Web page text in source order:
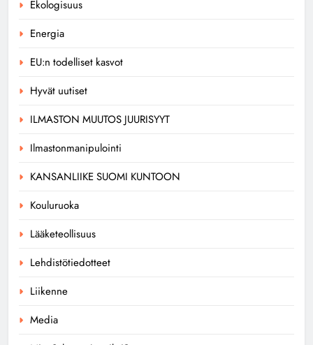
Ekologisuus
Energia
EU:n todelliset kasvot
Hyvät uutiset
ILMASTON MUUTOS JUURISYYT
Ilmastonmanipulointi
KANSANLIIKE SUOMI KUNTOON
Kouluruoka
Lääketeollisuus
Lehdistötiedotteet
Liikenne
Media